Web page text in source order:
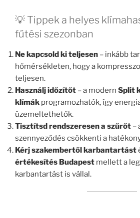
💡 Tippek a helyes
fűtési szezonban
Ne kapcsold ki teljesen – inkább
hőmérsékleten, hogy a
teljesen.
Használj időzítőt – a modern Split
klímák programozhatók, így
üzemeltethetők.
Tisztítsd rendszeresen a szűrőt –
szennyeződés csökkenti a
Kérj szakembertől karbantartást
értékesítés Budapest mellett a
karbantartást is vállal.